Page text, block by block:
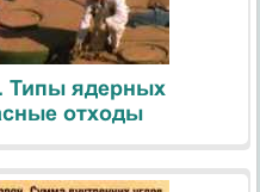
Типы ядерных
отходы